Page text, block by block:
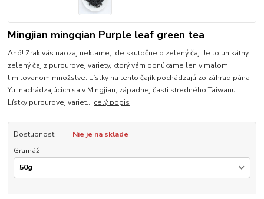
Mingjian mingqian Purple leaf green tea
Anó! Zrak vás naozaj neklame, ide skutočne o zelený čaj. Je to unikátny
zelený čaj z purpurovej variety, ktorý vám ponúkame len v malom,
limitovanom množstve. Lístky na tento čajík pochádzajú zo záhrad pána
Yu, nachádzajúcich sa v Mingjian, západnej časti stredného Taiwanu.
Lístky purpurovej variet... celý popis
Dostupnosť
Nie je na sklade
Gramáž